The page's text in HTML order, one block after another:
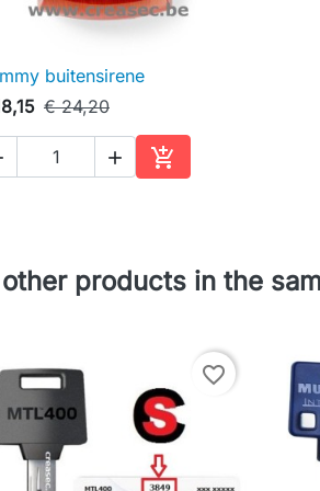
 Snel bekijken
buitensirene
€ 24,20
 
In winkelwagen
other products in the
favorite_border